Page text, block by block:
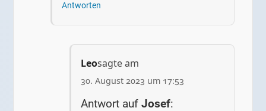
Antworten
Leosagte am
30. August 2023 um 17:53
Antwort aufJosef: